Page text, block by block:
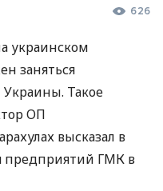
626
украинском
заняться
Такое
ОП
высказал в
предприятий ГМК в